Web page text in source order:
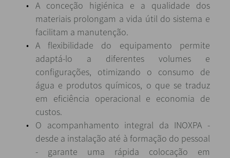
A conceção higiénica e a qualidade dos
materiais prolongam a vida útil do sistema e
facilitam a manutenção.
A flexibilidade do equipamento permite
adaptá-lo a diferentes volumes e
configurações, otimizando o consumo de
água e produtos químicos, o que se traduz
em eficiência operacional e economia de
custos.
O acompanhamento integral da INOXPA -
desde a instalação até à formação do pessoal
- garante uma rápida colocação em